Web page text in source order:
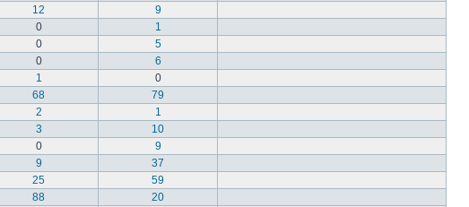
12
9
0
1
0
5
0
6
1
0
68
79
2
1
3
10
0
9
9
37
25
59
88
20